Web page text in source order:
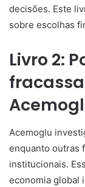
decisões. Este
sobre escolhas
Livro 2:
Acemoglu
enquanto outras
institucionais.
economia global